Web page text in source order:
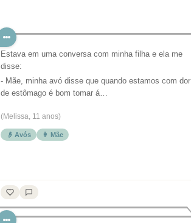
Estava em uma conversa com minha filha e ela me
disse:
- Mãe, minha avó disse que quando estamos com dor
de estômago é bom tomar á…
(Melissa, 11 anos)
👴 Avós 👩 Mãe